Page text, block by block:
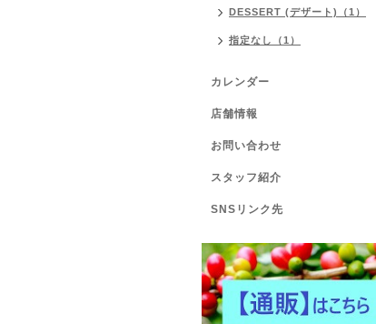
DESSERT (デザート)（1）
指定なし（1）
カレンダー
店舗情報
お問い合わせ
スタッフ紹介
SNSリンク先